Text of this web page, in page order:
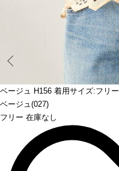
ベージュ H156 着用サイズ:フリー
ベージュ(027)
フリー 在庫なし